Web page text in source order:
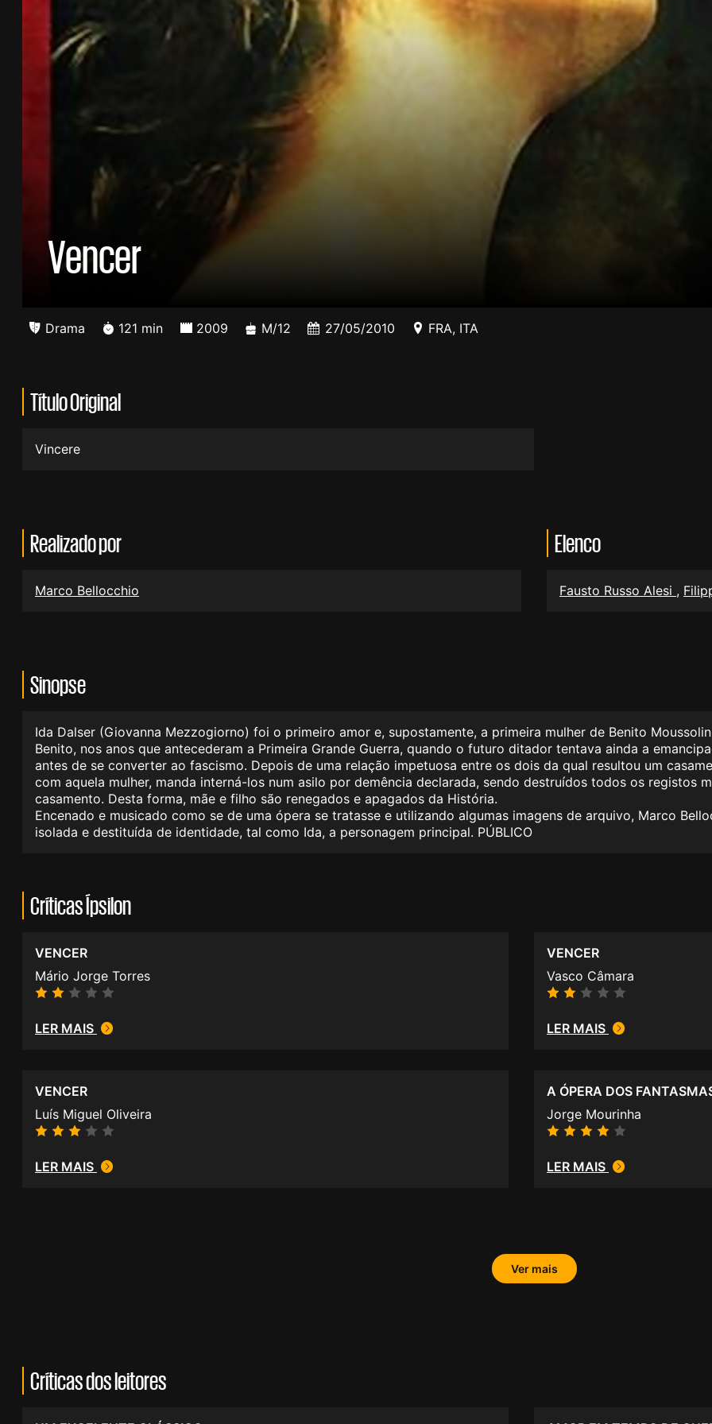
Vencer
Drama 121 min 2009 M/12 27/05/2010 FRA, ITA
Título Original
Vincere
Realizado por
Marco Bellocchio
Elenco
Fausto Russo Alesi ,
Sinopse
Ida Dalser (Giovanna Mezzogiorno) foi o primeiro amor e, supostamente, a primeira mulher de Benito
Benito, nos anos que antecederam a Primeira Grande Guerra, quando o futuro ditador tentava ainda a
antes de se converter ao fascismo. Depois de uma relação impetuosa entre os dois da qual resultou um
com aquela mulher, manda interná-los num asilo por demência declarada, sendo destruídos todos os registos
casamento. Desta forma, mãe e filho são renegados e apagados da História.
Encenado e musicado como se de uma ópera se tratasse e utilizando algumas imagens de arquivo, Marco
isolada e destituída de identidade, tal como Ida, a personagem principal. PÚBLICO
Críticas Ípsilon
VENCER
Mário Jorge Torres
LER MAIS
VENCER
Vasco Câmara
LER MAIS
VENCER
Luís Miguel Oliveira
LER MAIS
A ÓPERA DOS
Jorge Mourinha
LER MAIS
Ver mais
Críticas dos leitores